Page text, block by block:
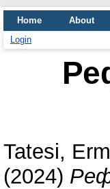
Home About
Login
Tatesi,
(2024)